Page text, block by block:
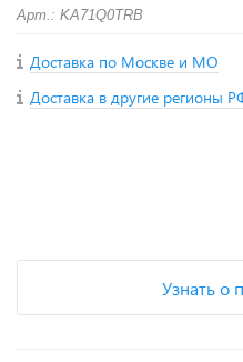
Арт.: KA71Q0TRB
Доставка по Москве и МО
Доставка в другие регионы
Узнать о